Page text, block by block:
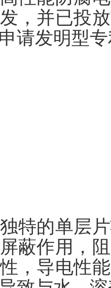
，并已投
请发明型
特的单层
蔽作用，
，导电性